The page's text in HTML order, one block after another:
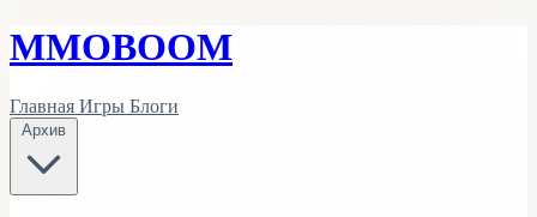
MMOBOOM
Главная Игры Блоги
Архив